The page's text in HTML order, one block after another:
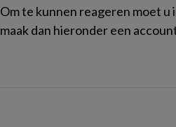
Om te kunnen reageren moet
maak dan hieronder een